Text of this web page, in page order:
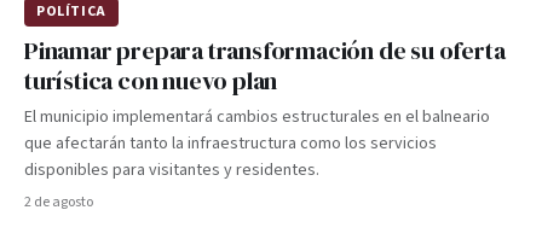
POLÍTICA
Pinamar prepara transformación de su oferta
turística con nuevo plan
El municipio implementará cambios estructurales en el balneario
que afectarán tanto la infraestructura como los servicios
disponibles para visitantes y residentes.
2 de agosto